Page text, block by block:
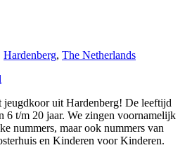
Hardenberg, The Netherlands
jeugdkoor uit Hardenberg! De leeftijd
6 t/m 20 jaar. We zingen voornamelijk
nummers, maar ook nummers van
en Kinderen voor Kinderen.